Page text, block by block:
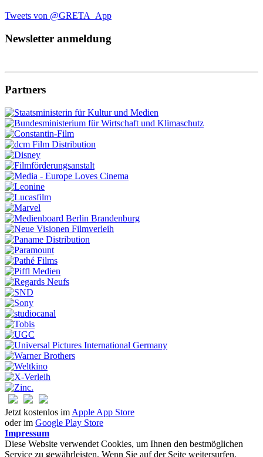
Tweets von @GRETA_App
Newsletter anmeldung
Partners
Jetzt kostenlos im Apple App Store
oder im Google Play Store
Impressum
Diese Website verwendet Cookies, um Ihnen den bestmöglichen
Service zu gewährleisten. Wenn Sie auf der Seite weitersurfen,